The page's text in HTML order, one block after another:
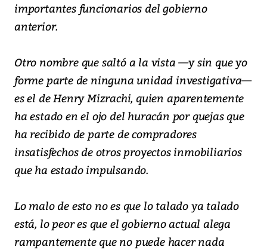
importantes funcionarios del gobierno
anterior.
Otro nombre que saltó a la vista —y sin que yo
forme parte de ninguna unidad investigativa—
es el de Henry Mizrachi, quien aparentemente
ha estado en el ojo del huracán por quejas que
ha recibido de parte de compradores
insatisfechos de otros proyectos inmobiliarios
que ha estado impulsando.
Lo malo de esto no es que lo talado ya talado
está, lo peor es que el gobierno actual alega
rampantemente que no puede hacer nada